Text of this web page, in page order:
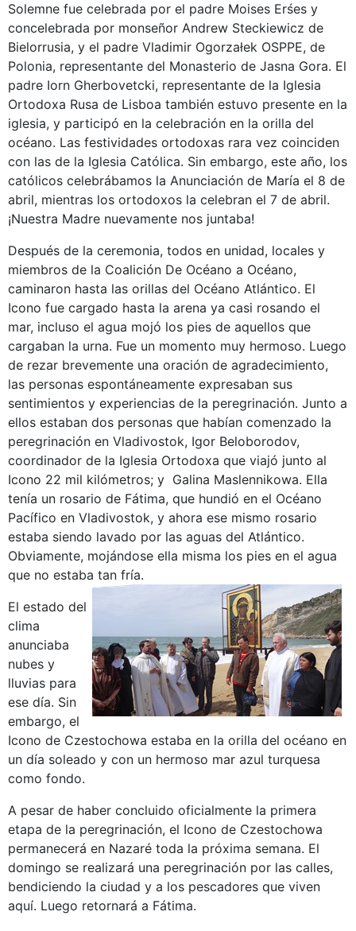
Solemne fue celebrada por el padre Moises Erśes y
concelebrada por monseñor Andrew Steckiewicz de
Bielorrusia, y el padre Vladimir Ogorzałek OSPPE, de
Polonia, representante del Monasterio de Jasna Gora. El
padre Iorn Gherbovetcki, representante de la Iglesia
Ortodoxa Rusa de Lisboa también estuvo presente en la
iglesia, y participó en la celebración en la orilla del
océano. Las festividades ortodoxas rara vez coinciden
con las de la Iglesia Católica. Sin embargo, este año, los
católicos celebrábamos la Anunciación de María el 8 de
abril, mientras los ortodoxos la celebran el 7 de abril.
¡Nuestra Madre nuevamente nos juntaba!
Después de la ceremonia, todos en unidad, locales y
miembros de la Coalición De Océano a Océano,
caminaron hasta las orillas del Océano Atlántico. El
Icono fue cargado hasta la arena ya casi rosando el
mar, incluso el agua mojó los pies de aquellos que
cargaban la urna. Fue un momento muy hermoso. Luego
de rezar brevemente una oración de agradecimiento,
las personas espontáneamente expresaban sus
sentimientos y experiencias de la peregrinación. Junto a
ellos estaban dos personas que habían comenzado la
peregrinación en Vladivostok, Igor Beloborodov,
coordinador de la Iglesia Ortodoxa que viajó junto al
Icono 22 mil kilómetros; y Galina Maslennikowa. Ella
tenía un rosario de Fátima, que hundió en el Océano
Pacífico en Vladivostok, y ahora ese mismo rosario
estaba siendo lavado por las aguas del Atlántico.
Obviamente, mojándose ella misma los pies en el agua
que no estaba tan fría.
El estado del
clima
anunciaba
nubes y
lluvias para
ese día. Sin
embargo, el
Icono de Czestochowa estaba en la orilla del océano en
un día soleado y con un hermoso mar azul turquesa
como fondo.
A pesar de haber concluido oficialmente la primera
etapa de la peregrinación, el Icono de Czestochowa
permanecerá en Nazaré toda la próxima semana. El
domingo se realizará una peregrinación por las calles,
bendiciendo la ciudad y a los pescadores que viven
aquí. Luego retornará a Fátima.